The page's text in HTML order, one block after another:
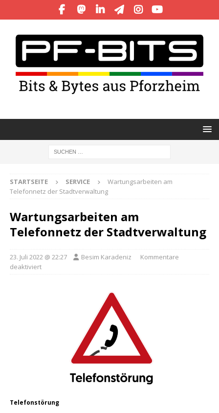
STARTSEITE SERVICE
Wartungsarbeiten am
Telefonnetz der Stadtverwaltung
Wartungsarbeiten am
Telefonnetz der Stadtverwaltung
23. Juli 2022 @ 22:27 Besim Karadeniz
Kommentare
deaktiviert
Telefonstörung